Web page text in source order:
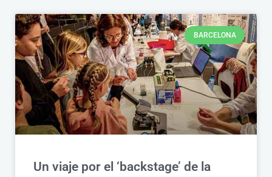
BARCELONA
Un viaje por el ‘backstage’ de la